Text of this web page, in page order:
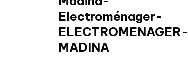
Electroménager-
ELECTROMENAGER-
MADINA